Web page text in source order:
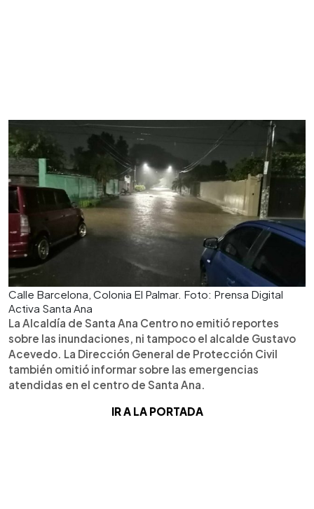
Calle Barcelona, Colonia El Palmar. Foto: Prensa Digital
Activa Santa Ana
La Alcaldía de Santa Ana Centro no emitió reportes
sobre las inundaciones, ni tampoco el alcalde Gustavo
Acevedo. La Dirección General de Protección Civil
también omitió informar sobre las emergencias
atendidas en el centro de Santa Ana.
IR A LA PORTADA